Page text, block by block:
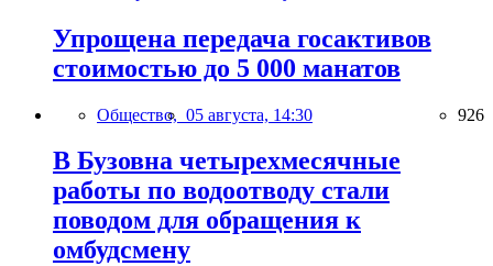
Упрощена передача госактивов
стоимостью до 5 000 манатов
Общество, 05 августа, 14:30 926
В Бузовна четырехмесячные
работы по водоотводу стали
поводом для обращения к
омбудсмену